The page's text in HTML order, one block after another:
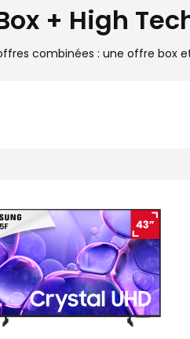
+ High
combinées : une offre box